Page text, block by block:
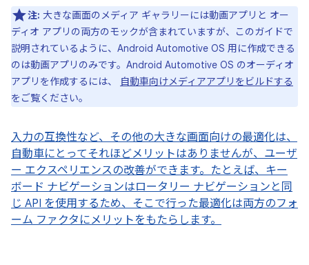
注: 大きな画面のメディア ギャラリーには動画アプリと オー
ディオ アプリの両方のモックが含まれていますが、このガイドで
説明されているように、Android Automotive OS 用に作成できる
のは動画アプリのみです。Android Automotive OS のオーディオ
アプリを作成するには、
自動車向けメディアアプリをビルドする
をご覧ください。
入力の互換性など、その他の大きな画面向けの最適化は、
自動車にとってそれほどメリットはありませんが、ユーザ
ー エクスペリエンスの改善ができます。 たとえば、キー
ボード ナビゲーションはロータリー ナビゲーションと同
じ API を使用するため、そこで行った最適化は両方のフォ
ーム ファクタにメリットをもたらします。